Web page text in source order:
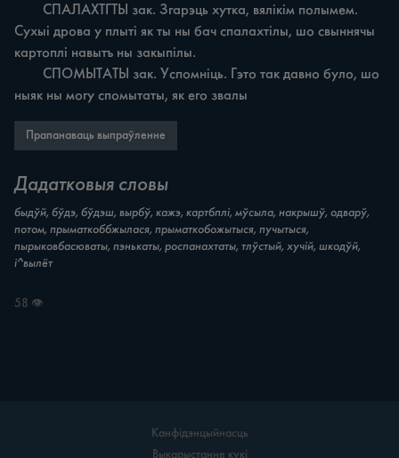
Сухыі дрова у плыті як ты ны бач спалахтілы, шо свыннячы
картоплі навытъ ны закыпілы.
ныяк ны могу спомытаты, як его звалы
Прапанаваць выпраўленне
Дадатковыя словы
быдўй, бўдэ, бўдэш, вырбў, кажэ, картбплі, мўсыла, накрышў, одварў,
потом, прыматкоббжылася, прыматкобожытыся, пучытыся,
пырыковбасюваты, пэнькаты, роспанахтаты, тлўстый, хучій, шкодўй,
і^вылёт
58 👁
Канфідэнцыйнасць
Выкарыстанне кукі